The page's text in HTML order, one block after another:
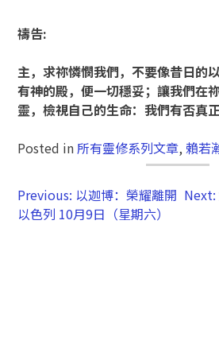
禱告:
主，求祢憐憫我們，不要像昔日的
有神的殿，便一切穩妥；讓我們在
靈，檢視自己的生命：我們有否真
Posted in所有靈修系列文章,賴若
Previous: 以迦博：榮耀離開
以色列 10月9日（星期六）
Next: